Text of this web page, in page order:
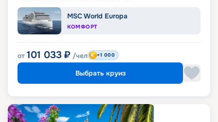
MSC World Europa
КОМФОРТ
от 101 033 ₽ /чел +1 000
Выбрать круиз